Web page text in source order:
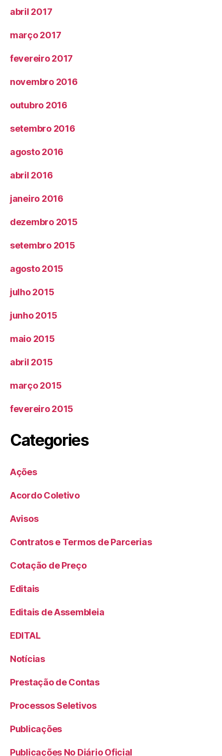
abril 2017
março 2017
fevereiro 2017
novembro 2016
outubro 2016
setembro 2016
agosto 2016
abril 2016
janeiro 2016
dezembro 2015
setembro 2015
agosto 2015
julho 2015
junho 2015
maio 2015
abril 2015
março 2015
fevereiro 2015
Categories
Ações
Acordo Coletivo
Avisos
Contratos e Termos de Parcerias
Cotação de Preço
Editais
Editais de Assembleia
EDITAL
Notícias
Prestação de Contas
Processos Seletivos
Publicações
Publicações No Diário Oficial